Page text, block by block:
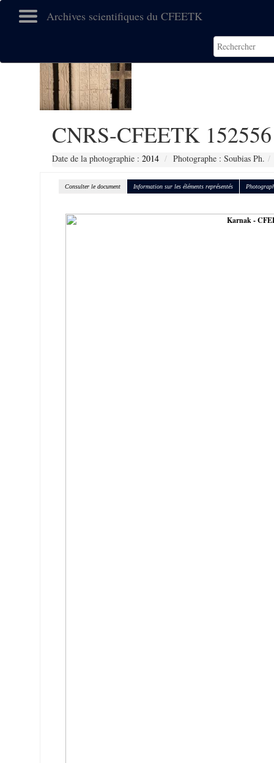
Archives scientifiques du CFEETK
CNRS-CFEETK 152556
Date de la photographie : 2014 Photographe : Soubias Ph.
Consulter le document Information sur les éléments représentés